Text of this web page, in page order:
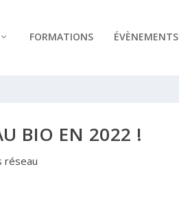
FORMATIONS ÉVÈNEMENTS
BIO EN 2022 !
réseau